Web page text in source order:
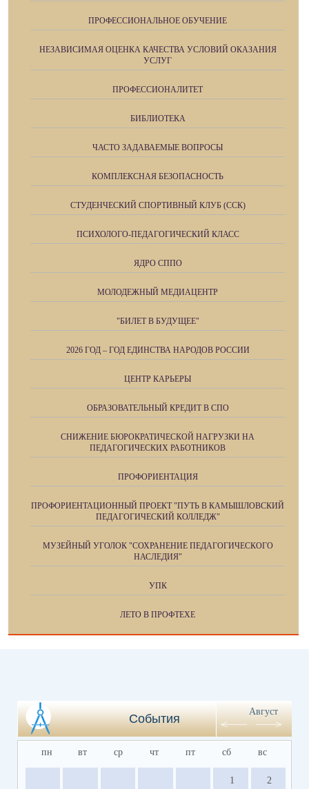
ПРОФЕССИОНАЛЬНОЕ ОБУЧЕНИЕ
НЕЗАВИСИМАЯ ОЦЕНКА КАЧЕСТВА УСЛОВИЙ ОКАЗАНИЯ
УСЛУГ
ПРОФЕССИОНАЛИТЕТ
БИБЛИОТЕКА
ЧАСТО ЗАДАВАЕМЫЕ ВОПРОСЫ
КОМПЛЕКСНАЯ БЕЗОПАСНОСТЬ
СТУДЕНЧЕСКИЙ СПОРТИВНЫЙ КЛУБ (ССК)
ПСИХОЛОГО-ПЕДАГОГИЧЕСКИЙ КЛАСС
ЯДРО СППО
МОЛОДЕЖНЫЙ МЕДИАЦЕНТР
"БИЛЕТ В БУДУЩЕЕ"
2026 ГОД – ГОД ЕДИНСТВА НАРОДОВ РОССИИ
ЦЕНТР КАРЬЕРЫ
ОБРАЗОВАТЕЛЬНЫЙ КРЕДИТ В СПО
СНИЖЕНИЕ БЮРОКРАТИЧЕСКОЙ НАГРУЗКИ НА
ПЕДАГОГИЧЕСКИХ РАБОТНИКОВ
ПРОФОРИЕНТАЦИЯ
ПРОФОРИЕНТАЦИОННЫЙ ПРОЕКТ "ПУТЬ В КАМЫШЛОВСКИЙ
ПЕДАГОГИЧЕСКИЙ КОЛЛЕДЖ"
МУЗЕЙНЫЙ УГОЛОК "СОХРАНЕНИЕ ПЕДАГОГИЧЕСКОГО
НАСЛЕДИЯ"
УПК
ЛЕТО В ПРОФТЕХЕ
События
Август
пн вт ср чт пт сб вс
1 2